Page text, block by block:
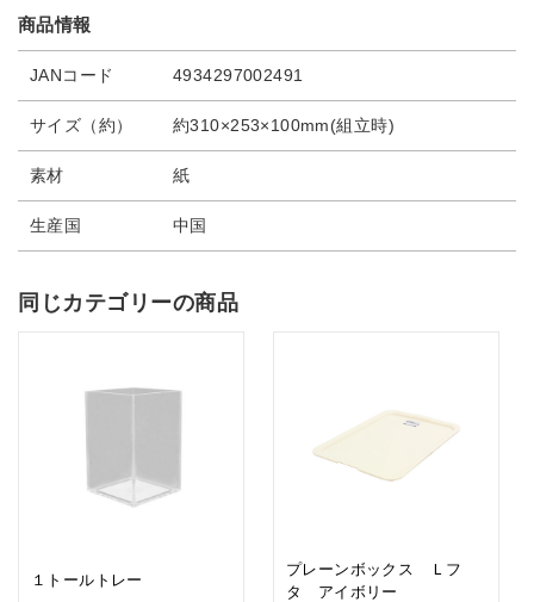
商品情報
JANコード 4934297002491
サイズ（約） 約310×253×100mm(組立時)
素材 紙
生産国 中国
同じカテゴリーの商品
１トールトレー
プレーンボックス Ｌフ
タ アイボリー